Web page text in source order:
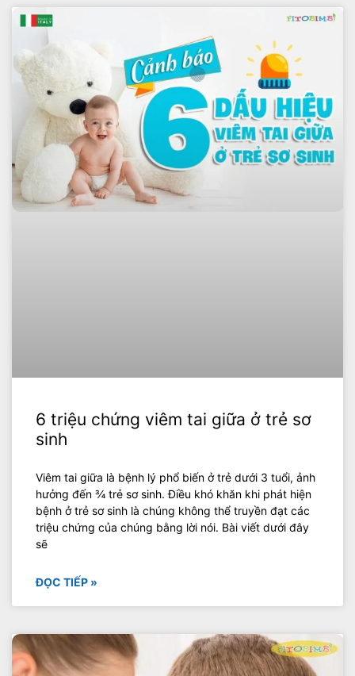
6 triệu chứng viêm tai giữa ở trẻ sơ
sinh
Viêm tai giữa là bệnh lý phổ biến ở trẻ dưới 3 tuổi, ảnh
hưởng đến ¾ trẻ sơ sinh. Điều khó khăn khi phát hiện
bệnh ở trẻ sơ sinh là chúng không thể truyền đạt các
triệu chứng của chúng bằng lời nói. Bài viết dưới đây
sẽ
ĐỌC TIẾP »